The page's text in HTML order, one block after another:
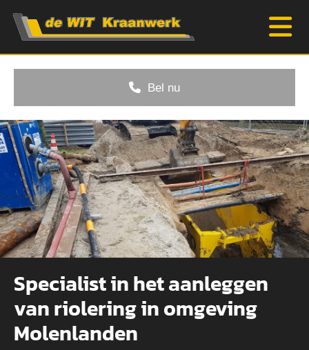
Bel nu
Specialist in het aanleggen
van riolering in omgeving
Molenlanden